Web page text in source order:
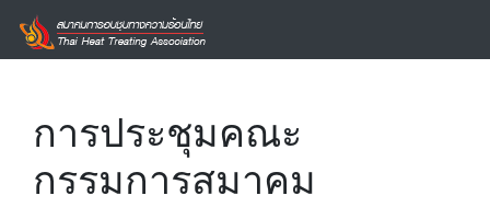
การประชุมคณะ
กรรมการสมาคม